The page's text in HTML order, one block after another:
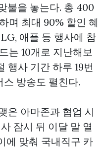
불을 놓는다. 총 400
며 최대 90% 할인 혜
애플 등 행사에 참
는 10개로 지난해보
행사 기간 하루 19번
스 방송도 펼친다.
은 아마존과 협업 시
잠시 뒤 이달 말 열
에 맞춰 국내직구 카